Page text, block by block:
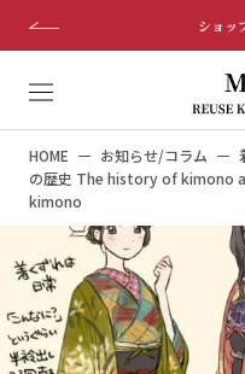
し
ン
に
移
ショッ
HOME お知らせ/コラム
の歴史 The history of kimono
kimono